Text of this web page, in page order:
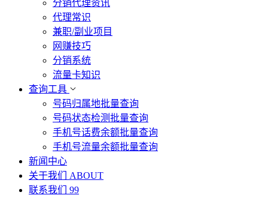
分销代理资讯
代理常识
兼职/副业项目
网赚技巧
分销系统
流量卡知识
查询工具
号码归属地批量查询
号码状态检测批量查询
手机号话费余额批量查询
手机号流量余额批量查询
新闻中心
关于我们 ABOUT
联系我们 99